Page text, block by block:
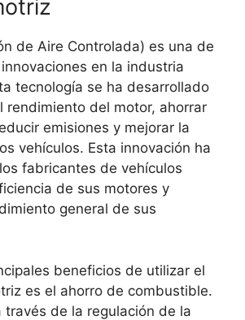
de Aire Controlada) es una de
en la industria
tecnología se ha desarrollado
rendimiento del motor, ahorrar
emisiones y mejorar la
vehículos. Esta innovación ha
fabricantes de vehículos
de sus motores y
general de sus
beneficios de utilizar el
es el ahorro de combustible.
través de la regulación de la